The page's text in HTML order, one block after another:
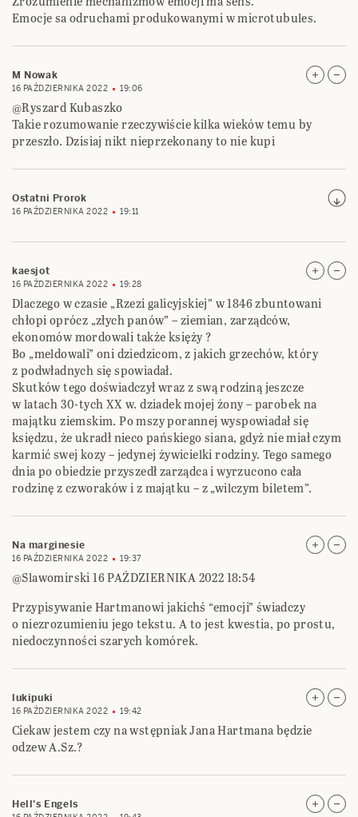
Emocje sa odruchami produkowanymi w microtubules.
M Nowak
16 PAŹDZIERNIKA 2022 19:06
@Ryszard Kubaszko
Takie rozumowanie rzeczywiście kilka wieków temu by
przeszło. Dzisiaj nikt nieprzekonany to nie kupi
Ostatni Prorok
16 PAŹDZIERNIKA 2022 19:11
kaesjot
16 PAŹDZIERNIKA 2022 19:28
Dlaczego w czasie „Rzezi galicyjskiej” w 1846 zbuntowani
chłopi oprócz „złych panów” – ziemian, zarządców,
ekonomów mordowali także księży ?
Bo „meldowali” oni dziedzicom, z jakich grzechów, który
z podwładnych się spowiadał.
Skutków tego doświadczył wraz z swą rodziną jeszcze
w latach 30-tych XX w. dziadek mojej żony – parobek na
majątku ziemskim. Po mszy porannej wyspowiadał się
księdzu, że ukradł nieco pańskiego siana, gdyż nie miał czym
karmić swej kozy – jedynej żywicielki rodziny. Tego samego
dnia po obiedzie przyszedł zarządca i wyrzucono cała
rodzinę z czworaków i z majątku – z „wilczym biletem”.
Na marginesie
16 PAŹDZIERNIKA 2022 19:37
@Slawomirski 16 PAŹDZIERNIKA 2022 18:54
Przypisywanie Hartmanowi jakichś “emocji” świadczy
o niezrozumieniu jego tekstu. A to jest kwestia, po prostu,
niedoczynności szarych komórek.
lukipuki
16 PAŹDZIERNIKA 2022 19:42
Ciekaw jestem czy na wstępniak Jana Hartmana będzie
odzew A.Sz.?
Hell's Engels